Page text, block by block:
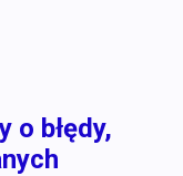
o błędy,